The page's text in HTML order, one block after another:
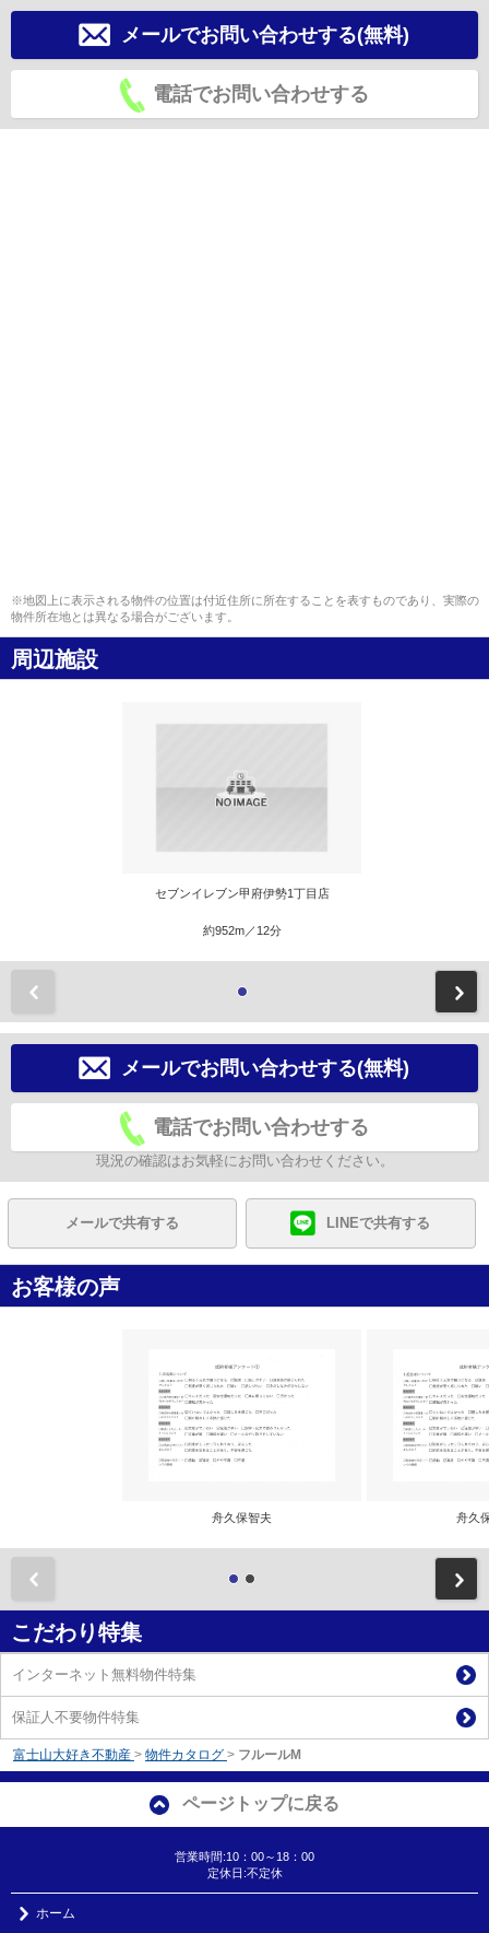
メールでお問い合わせする(無料)
電話でお問い合わせする
※地図上に表示される物件の位置は付近住所に所在することを表すものであり、実際の
物件所在地とは異なる場合がございます。
周辺施設
セブンイレブン甲府伊勢1丁目店
約952m／12分
メールでお問い合わせする(無料)
電話でお問い合わせする
現況の確認はお気軽にお問い合わせください。
メールで共有する LINEで共有する
お客様の声
舟久保智夫 舟久
こだわり特集
インターネット無料物件特集
保証人不要物件特集
富士山大好き不動産 > 物件カタログ > フルールM
ページトップに戻る
営業時間:10：00～18：00
定休日:不定休
ホーム